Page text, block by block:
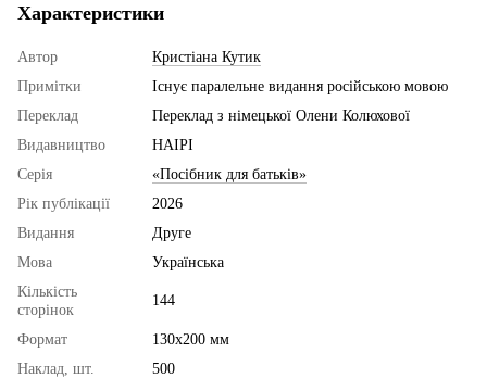
Характеристики
Автор
Кристіана Кутик
Примітки
Існує паралельне видання російською мовою
Переклад
Переклад з німецької Олени Колюхової
Видавництво
НАІРІ
Серія
«Посібник для батьків»
Рік публікації
2026
Видання
Друге
Мова
Українська
Кількість
сторінок
144
Формат
130x200 мм
Наклад, шт.
500